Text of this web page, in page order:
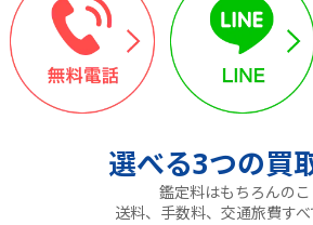
選べる3つの買
鑑定料はもちろんのこ
送料、手数料、交通旅費すべ